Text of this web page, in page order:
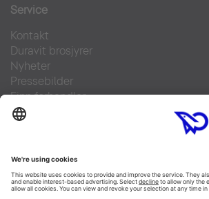
Service
Kontakt
Duravit brosjyrer
Nyheter
Pressebilder
Finn forhandler
Ofte stilte spørsmål
Facebook
Pinterest
Flickr